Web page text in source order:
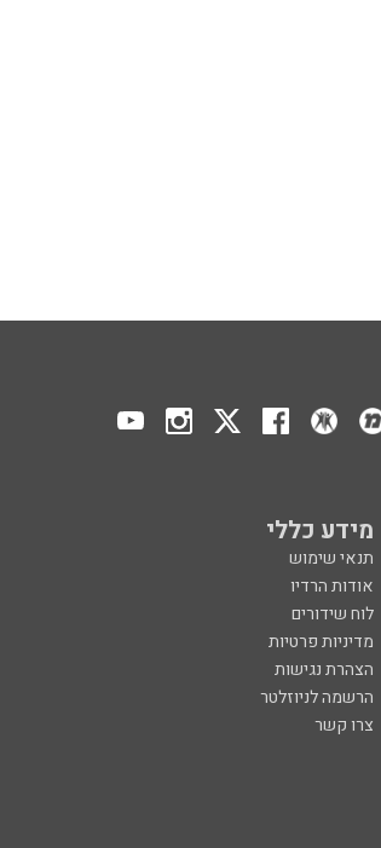
מידע כללי
תנאי שימוש
אודות הרדיו
לוח שידורים
מדיניות פרטיות
הצהרת נגישות
הרשמה לניוזלטר
צרו קשר